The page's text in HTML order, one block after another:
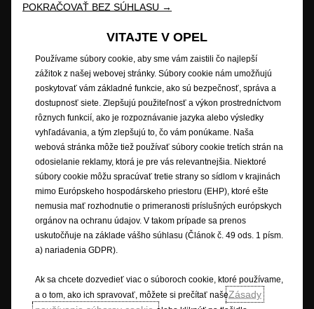
Budúcnosť patrí všetkým © Opel 2026
Nové údaje o spotrebe paliva
Právne oznámenie
Recyklovanie
Opel worldwide
Prehlásenie o zhode
Nastavenia cookies
Popisy a ilustrácie prvkov a funkcií môžu zobrazovať alebo sa vzťahovať
na voliteľné príslušenstvo, ktoré sa nedodáva v rámci štandardnej výbavy.
Uvedené informácie boli presné v čase publikovania. Vyhradzujeme si
právo na zmeny v dizajne a vybavení. Uvedené farby sú iba približné a
nemusia presne zodpovedať skutočným farbám. Ilustrované doplnkové
vybavenie je k dispozícii za príplatok. Dostupnosť, technické parametre a
vybavenie našich vozidiel sa môžu líšiť alebo môžu byť v ponuke len v
niektorých krajinách alebo len za príplatok. Ak máte záujem o presné
informácie o vybavení našich vozidiel, obráťte sa na miestneho partnera
značky Opel.
* Uvedené údaje o spotrebe paliva a emisiách CO sú v súlade s
homologizáciou podľa skúšobného postupu pre ľahké vozidlá (WLTP), na
POKRAČOVAŤ BEZ SÚHLASU →
VITAJTE V OPEL
Používame súbory cookie, aby sme vám zaistili čo najlepší
zážitok z našej webovej stránky. Súbory cookie nám umožňujú
poskytovať vám základné funkcie, ako sú bezpečnosť, správa a
dostupnosť siete. Zlepšujú použiteľnosť a výkon prostredníctvom
rôznych funkcií, ako je rozpoznávanie jazyka alebo výsledky
vyhľadávania, a tým zlepšujú to, čo vám ponúkame. Naša
webová stránka môže tiež používať súbory cookie tretích strán na
odosielanie reklamy, ktorá je pre vás relevantnejšia. Niektoré
súbory cookie môžu spracúvať tretie strany so sídlom v krajinách
mimo Európskeho hospodárskeho priestoru (EHP), ktoré ešte
nemusia mať rozhodnutie o primeranosti príslušných európskych
orgánov na ochranu údajov. V takom prípade sa prenos
uskutočňuje na základe vášho súhlasu (Článok č. 49 ods. 1 písm.
a) nariadenia GDPR).
Ak sa chcete dozvedieť viac o súboroch cookie, ktoré používame,
a o tom, ako ich spravovať, môžete si prečítať našeZásady